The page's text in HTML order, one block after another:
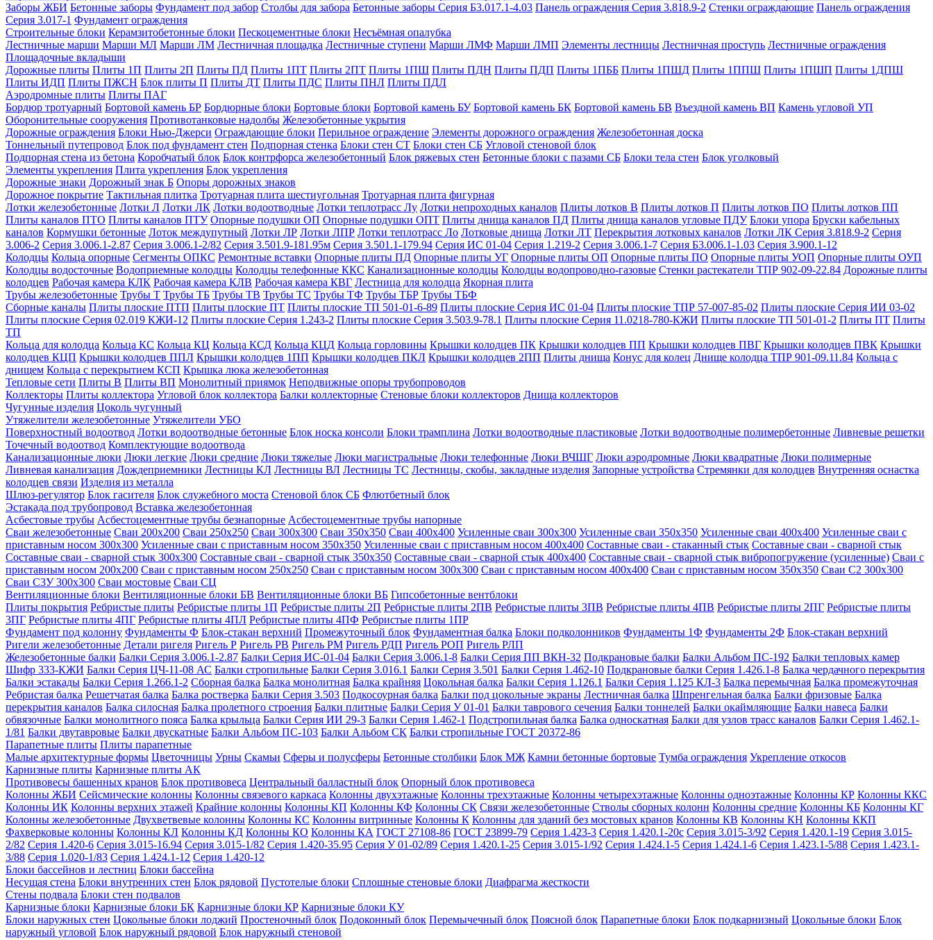
Заборы ЖБИ Бетонные заборы Фундамент под забор Столбы для забора Бетонные заборы Серия Б3.017.1-4.03 Панель ограждения Серия 3.818.9-2 Стенки ограждающие Панель ограждения
Серия 3.017-1 Фундамент ограждения
Строительные блоки Керамзитобетонные блоки Пескоцементные блоки Несъёмная опалубка
Лестничные марши Марши МЛ Марши ЛМ Лестничная площадка Лестничные ступени Марши ЛМФ Марши ЛМП Элементы лестницы Лестничная проступь Лестничные ограждения
Площадочные вкладыши
Дорожные плиты Плиты 1П Плиты 2П Плиты ПД Плиты 1ПТ Плиты 2ПТ Плиты 1ПШ Плиты ПДН Плиты ПДП Плиты 1ПББ Плиты 1ПШД Плиты 1ППШ Плиты 1ПШП Плиты 1ДПШ
Плиты ИДП Плиты ПЖСН Блок плиты П Плиты ДТ Плиты ПДС Плиты ПНЛ Плиты ПДЛ
Аэродромные плиты Плиты ПАГ
Бордюр тротуарный Бортовой камень БР Бордюрные блоки Бортовые блоки Бортовой камень БУ Бортовой камень БК Бортовой камень БВ Въездной камень ВП Камень угловой УП
Оборонительные сооружения Противотанковые надолбы Железобетонные укрытия
Дорожные ограждения Блоки Нью-Джерси Ограждающие блоки Перильное ограждение Элементы дорожного ограждения Железобетонная доска
Тоннельный путепровод Блок под фундамент стен Подпорная стенка Блоки стен СТ Блоки стен СБ Угловой стеновой блок
Подпорная стена из бетона Коробчатый блок Блок контрфорса железобетонный Блок ряжевых стен Бетонные блоки с пазами СБ Блоки тела стен Блок уголковый
Элементы укрепления Плита укрепления Блок укрепления
Дорожные знаки Дорожный знак Б Опоры дорожных знаков
Дорожное покрытие Тактильная плитка Тротуарная плита шестиугольная Тротуарная плита фигурная
Лотки железобетонные Лотки Л Лотки ЛК Лотки водоотводные Лотки теплотрасс Лу Лотки непроходных каналов Плиты лотков В Плиты лотков П Плиты лотков ПО Плиты лотков ПП
Плиты каналов ПТО Плиты каналов ПТУ Опорные подушки ОП Опорные подушки ОПТ Плиты днища каналов ПД Плиты днища каналов угловые ПДУ Блоки упора Бруски кабельных
каналов Кормушки бетонные Лоток междупутный Лотки ЛР Лотки ЛПР Лотки теплотрасс Ло Лотковые днища Лотки ЛТ Перекрытия лотковых каналов Лотки ЛК Серия 3.818.9-2 Серия
3.006-2 Серия 3.006.1-2.87 Серия 3.006.1-2/82 Серия 3.501.9-181.95м Серия 3.501.1-179.94 Серия ИС 01-04 Серия 1.219-2 Серия 3.006.1-7 Серия Б3.006.1-1.03 Серия 3.900.1-12
Колодцы Кольца опорные Сегменты ОПКС Ремонтные вставки Опорные плиты ПД Опорные плиты УГ Опорные плиты ОП Опорные плиты ПО Опорные плиты УОП Опорные плиты ОУП
Колодцы водосточные Водоприемные колодцы Колодцы телефонные ККС Канализационные колодцы Колодцы водопроводно-газовые Стенки растекатели ТПР 902-09-22.84 Дорожные плиты
колодцев Рабочая камера КЛК Рабочая камера КЛВ Рабочая камера КВГ Лестница для колодца Якорная плита
Трубы железобетонные Трубы Т Трубы ТБ Трубы ТВ Трубы ТС Трубы ТФ Трубы ТБР Трубы ТБФ
Сборные каналы Плиты плоские ПТП Плиты плоские ПТ Плиты плоские ТП 501-01-6-89 Плиты плоские Серия ИС 01-04 Плиты плоские ТПР 57-007-85-02 Плиты плоские Серия ИИ 03-02
Плиты плоские Серия 02.019 КЖИ-12 Плиты плоские Серия 1.243-2 Плиты плоские Серия 3.503.9-78.1 Плиты плоские Серия 11.0218-780-КЖИ Плиты плоские ТП 501-01-2 Плиты ПТ Плиты
ТП
Кольца для колодца Кольца КС Кольца КЦ Кольца КСД Кольца КЦД Кольца горловины Крышки колодцев ПК Крышки колодцев ПП Крышки колодцев ПВГ Крышки колодцев ПВК Крышки
колодцев КЦП Крышки колодцев ППЛ Крышки колодцев 1ПП Крышки колодцев ПКЛ Крышки колодцев 2ПП Плиты днища Конус для колец Днище колодца ТПР 901-09.11.84 Кольца с
днищем Кольца с перекрытием КСП Крышка люка железобетонная
Тепловые сети Плиты В Плиты ВП Монолитный приямок Неподвижные опоры трубопроводов
Коллекторы Плиты коллектора Угловой блок коллектора Балки коллекторные Стеновые блоки коллекторов Днища коллекторов
Чугунные изделия Цоколь чугунный
Утяжелители железобетонные Утяжелители УБО
Поверхностный водоотвод Лотки водоотводные бетонные Блок носка консоли Блоки трамплина Лотки водоотводные пластиковые Лотки водоотводные полимербетонные Ливневые решетки
Точечный водоотвод Комплектующие водоотвода
Канализационные люки Люки легкие Люки средние Люки тяжелые Люки магистральные Люки телефонные Люки ВЧШГ Люки аэродромные Люки квадратные Люки полимерные
Ливневая канализация Дождеприемники Лестницы КЛ Лестницы ВЛ Лестницы ТС Лестницы, скобы, закладные изделия Запорные устройства Стремянки для колодцев Внутренняя оснастка
колодцев связи Изделия из металла
Шлюз-регулятор Блок гасителя Блок служебного моста Стеновой блок СБ Флютбетный блок
Эстакада под трубопровод Вставка железобетонная
Асбестовые трубы Асбестоцементные трубы безнапорные Асбестоцементные трубы напорные
Сваи железобетонные Сваи 200х200 Сваи 250х250 Сваи 300х300 Сваи 350х350 Сваи 400х400 Усиленные сваи 300х300 Усиленные сваи 350х350 Усиленные сваи 400х400 Усиленные сваи с
приставным носом 300х300 Усиленные сваи с приставным носом 350х350 Усиленные сваи с приставным носом 400х400 Составные сваи - стаканный стык Составные сваи - сварной стык
Составные сваи - сварной стык 300х300 Составные сваи - сварной стык 350х350 Составные сваи - сварной стык 400х400 Составные сваи - сварной стык вибропогружение (усиленные) Сваи с
приставным носом 200х200 Сваи с приставным носом 250х250 Сваи с приставным носом 300х300 Сваи с приставным носом 400х400 Сваи с приставным носом 350х350 Сваи С2 300х300
Сваи С3У 300х300 Сваи мостовые Сваи СЦ
Вентиляционные блоки Вентиляционные блоки БВ Вентиляционные блоки ВБ Гипсобетонные вентблоки
Плиты покрытия Ребристые плиты Ребристые плиты 1П Ребристые плиты 2П Ребристые плиты 2ПВ Ребристые плиты 3ПВ Ребристые плиты 4ПВ Ребристые плиты 2ПГ Ребристые плиты
3ПГ Ребристые плиты 4ПГ Ребристые плиты 4ПЛ Ребристые плиты 4ПФ Ребристые плиты 1ПР
Фундамент под колонну Фундаменты Ф Блок-стакан верхний Промежуточный блок Фундаментная балка Блоки подколонников Фундаменты 1Ф Фундаменты 2Ф Блок-стакан верхний
Ригели железобетонные Детали ригеля Ригель Р Ригель РВ Ригель РМ Ригель РДП Ригель РОП Ригель РЛП
Железобетонные балки Балки Серия 3.006.1-2.87 Балки Серия ИС-01-04 Балки Серия 3.006.1-8 Балки Серия ПП ВКН-32 Подкрановые балки Балки Альбом ПС-192 Балки тепловых камер
Шифр 333-КЖИ Балки Серия ЦЧ-11-08 АС Балки стропильные Балки Серия 3.016.1 Балки Серия 3.501 Балки Серия 1.462-10 Подкрановые балки Серия 1.426.1-8 Балка чердачного перекрытия
Балки эстакады Балки Серия 1.266.1-2 Сборная балка Балка монолитная Балка крайняя Цокольная балка Балки Серия 1.126.1 Балки Серия 1.125 КЛ-3 Балка перемычная Балка промежуточная
Ребристая балка Решетчатая балка Балка ростверка Балки Серия 3.503 Подкосоурная балка Балки под цокольные экраны Лестничная балка Шпренгельная балка Балки фризовые Балка
перекрытия каналов Балка силосная Балка пролетного строения Балки плитные Балки Серия У 01-01 Балки таврового сечения Балки тоннелей Балки окаймляющие Балки навеса Балки
обвязочные Балки монолитного пояса Балка крыльца Балки Серия ИИ 29-3 Балки Серия 1.462-1 Подстропильная балка Балка односкатная Балки для узлов трасс каналов Балки Серия 1.462.1-
1/81 Балки двутавровые Балки двускатные Балки Альбом ПС-103 Балки Альбом СК Балки стропильные ГОСТ 20372-86
Парапетные плиты Плиты парапетные
Малые архитектурные формы Цветочницы Урны Скамьи Сферы и полусферы Бетонные столбики Блок МЖ Камни бетонные бортовые Тумба ограждения Укрепление откосов
Карнизные плиты Карнизные плиты АК
Противовесы башенных кранов Блок противовеса Центральный балластный блок Опорный блок противовеса
Колонны ЖБИ Сейсмические колонны Колонны связевого каркаса Колонны двухэтажные Колонны трехэтажные Колонны четырехэтажные Колонны одноэтажные Колонны КР Колонны ККС
Колонны ИК Колонны верхних этажей Крайние колонны Колонны КП Колонны КФ Колонны СК Связи железобетонные Стволы сборных колонн Колонны средние Колонны КБ Колонны КГ
Колонны железобетонные Двухветвевые колонны Колонны КС Колонны витринные Колонны К Колонны для зданий без мостовых кранов Колонны КВ Колонны КН Колонны ККП
Фахверковые колонны Колонны КЛ Колонны КД Колонны КО Колонны КА ГОСТ 27108-86 ГОСТ 23899-79 Серия 1.423-3 Серия 1.420.1-20с Серия 3.015-3/92 Серия 1.420.1-19 Серия 3.015-
2/82 Серия 1.420-6 Серия 3.015-16.94 Серия 3.015-1/82 Серия 1.420-35.95 Серия У 01-02/89 Серия 1.420.1-25 Серия 3.015-1/92 Серия 1.424.1-5 Серия 1.424.1-6 Серия 1.423.1-5/88 Серия 1.423.1-
3/88 Серия 1.020-1/83 Серия 1.424.1-12 Серия 1.420-12
Блоки бассейнов и лестниц Блоки бассейна
Несущая стена Блоки внутренних стен Блок рядовой Пустотелые блоки Сплошные стеновые блоки Диафрагма жесткости
Стены подвала Блоки стен подвалов
Карнизные блоки Карнизные блоки БК Карнизные блоки КР Карнизные блоки КУ
Блоки наружных стен Цокольные блоки лоджий Простеночный блок Подоконный блок Перемычечный блок Поясной блок Парапетные блоки Блок подкарнизный Цокольные блоки Блок
наружный угловой Блок наружный рядовой Блок наружный стеновой